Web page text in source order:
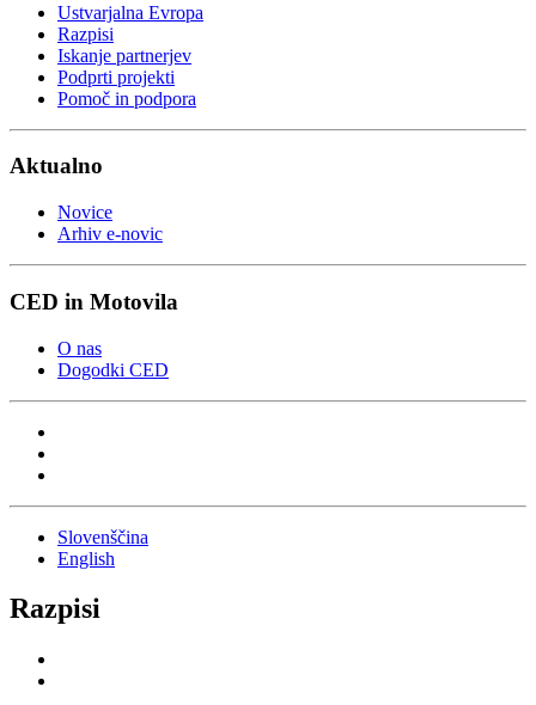
Ustvarjalna Evropa
Razpisi
Iskanje partnerjev
Podprti projekti
Pomoč in podpora
Aktualno
Novice
Arhiv e-novic
CED in Motovila
O nas
Dogodki CED
Slovenščina
English
Razpisi